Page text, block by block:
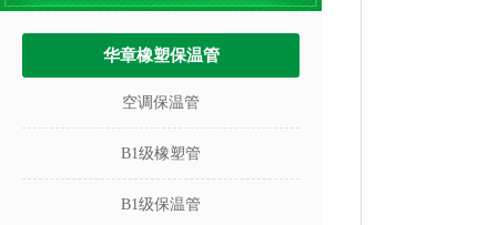
华章橡塑保温管
空调保温管
B1级橡塑管
B1级保温管